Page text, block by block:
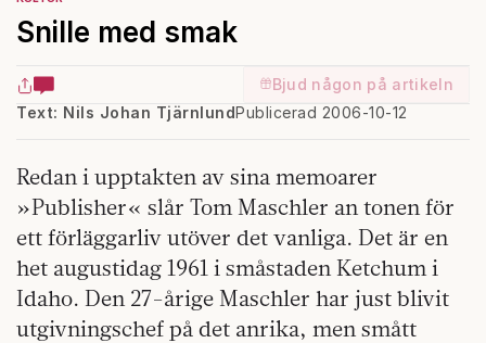
Snille med smak
Bjud någon på artikeln
Text: Nils Johan TjärnlundPublicerad 2006-10-12
Redan i upptakten av sina memoarer
»Publisher« slår Tom Maschler an tonen för
ett förläggarliv utöver det vanliga. Det är en
het augustidag 1961 i småstaden Ketchum i
Idaho. Den 27-årige Maschler har just blivit
utgivningschef på det anrika, men smått